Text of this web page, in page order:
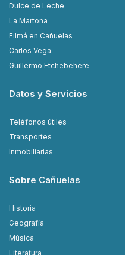
Dulce de Leche
La Martona
Filmá en Cañuelas
Carlos Vega
Guillermo Etchebehere
Datos y Servicios
Teléfonos útiles
Transportes
Inmobiliarias
Sobre Cañuelas
Historia
Geografía
Música
Literatura